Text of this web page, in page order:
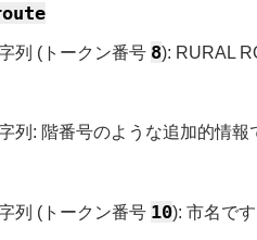
列 (トークン番号 8): RURAL
列: 階番号のような追加的情報
列 (トークン番号 10): 市名で